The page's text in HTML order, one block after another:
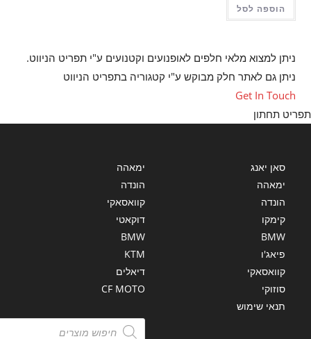
₪1,500.
₪800. הוספה לסל
ניתן למצוא מלאי חלפים לאופנועים וקטנועים ע"י תפריט הניווט.
ניתן גם לאתר חלק מבוקש ע"י קטגוריה בתפריט הניווט
Get In Touch
Opens
תחתון
סאן יאנג
ימאהה
הונדה
קימקו
BMW
פיאג'ו
קוואסאקי
סוזוקי
תנאי שימוש
ימאהה
הונדה
קוואסאקי
דוקאטי
BMW
KTM
דיאלים
CF MOTO
Products
search